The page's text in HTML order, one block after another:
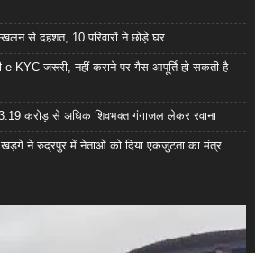
से दहशत, 10 परिवारों ने छोड़े घर
KYC जरूरी, नहीं कराने पर गैस आपूर्ति हो सकती है
3.19 करोड़ से अधिक शिवभक्त गंगाजल लेकर रवाना
ने रुद्रपुर में नेताओं को दिया एकजुटता का मंत्र